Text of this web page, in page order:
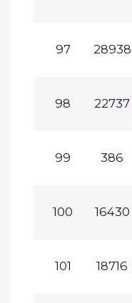
97 28938
98 22737
99 386
100 16430
101 18716